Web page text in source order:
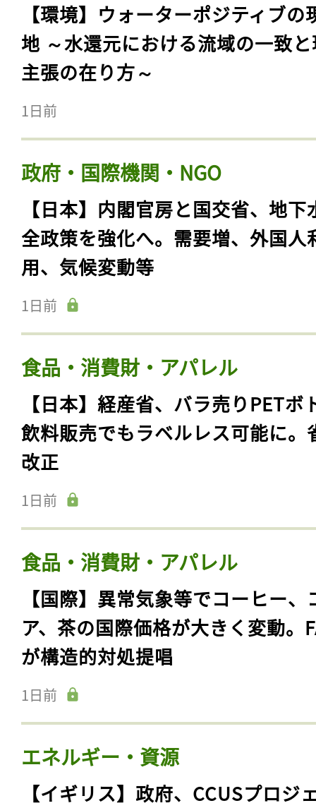
【環境】ウォーターポジティブの
地 ～水還元における流域の一致
主張の在り方～
1日前
政府・国際機関・NGO
【日本】内閣官房と国交省、地下
全政策を強化へ。需要増、外国人
用、気候変動等
1日前
食品・消費財・アパレル
【日本】経産省、バラ売りPETボ
飲料販売でもラベルレス可能に。
改正
1日前
食品・消費財・アパレル
【国際】異常気象等でコーヒー、
ア、茶の国際価格が大きく変動。
が構造的対処提唱
1日前
エネルギー・資源
【イギリス】政府、CCUSプロジ